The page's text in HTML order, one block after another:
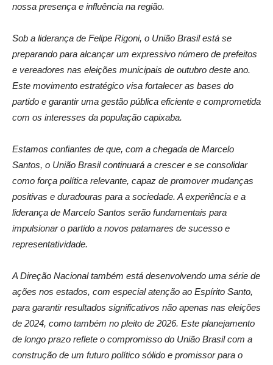
nossa presença e influência na região.
Sob a liderança de Felipe Rigoni, o União Brasil está se
preparando para alcançar um expressivo número de prefeitos
e vereadores nas eleições municipais de outubro deste ano.
Este movimento estratégico visa fortalecer as bases do
partido e garantir uma gestão pública eficiente e comprometida
com os interesses da população capixaba.
Estamos confiantes de que, com a chegada de Marcelo
Santos, o União Brasil continuará a crescer e se consolidar
como força política relevante, capaz de promover mudanças
positivas e duradouras para a sociedade. A experiência e a
liderança de Marcelo Santos serão fundamentais para
impulsionar o partido a novos patamares de sucesso e
representatividade.
A Direção Nacional também está desenvolvendo uma série de
ações nos estados, com especial atenção ao Espírito Santo,
para garantir resultados significativos não apenas nas eleições
de 2024, como também no pleito de 2026. Este planejamento
de longo prazo reflete o compromisso do União Brasil com a
construção de um futuro político sólido e promissor para o